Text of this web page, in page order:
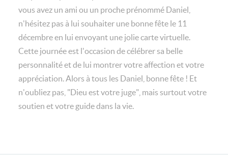
vous avez un ami ou un proche prénommé Daniel,
n'hésitez pas à lui souhaiter une bonne fête le 11
décembre en lui envoyant une jolie carte virtuelle.
Cette journée est l'occasion de célébrer sa belle
personnalité et de lui montrer votre affection et votre
appréciation. Alors à tous les Daniel, bonne fête ! Et
n'oubliez pas, "Dieu est votre juge", mais surtout votre
soutien et votre guide dans la vie.